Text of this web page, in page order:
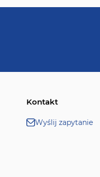
Kontakt
Wyślij zapytanie